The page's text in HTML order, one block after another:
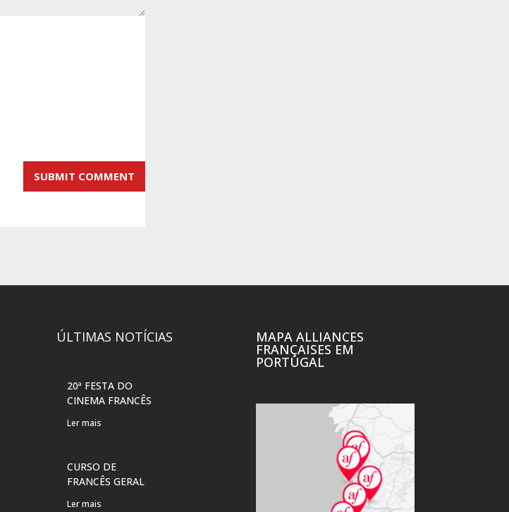
ÚLTIMAS NOTÍCIAS
20ª FESTA DO
CINEMA FRANCÊS
Ler mais
CURSO DE
FRANCÊS GERAL
Ler mais
CINEMA FRANCÊS
MAPA ALLIANCES
FRANÇAISES EM
PORTUGAL